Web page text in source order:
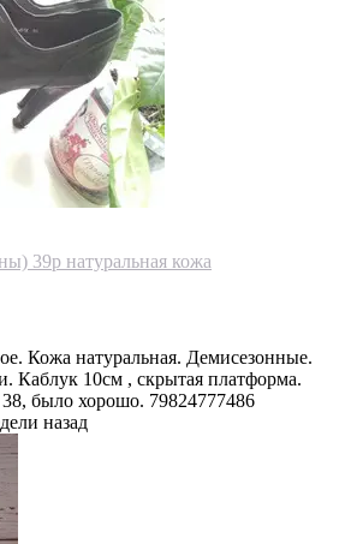
39р натуральная кожа
Кожа натуральная. Демисезонные.
Каблук 10см , скрытая платформа.
было хорошо. 79824777486
назад